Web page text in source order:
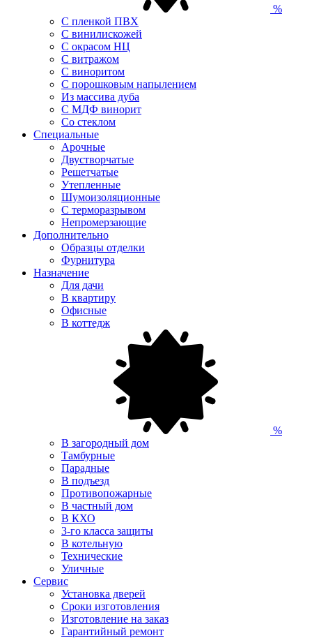
%
С пленкой ПВХ
С винилискожей
С окрасом НЦ
С витражом
С виноритом
С порошковым напылением
Из массива дуба
С МДФ винорит
Со стеклом
Специальные
Арочные
Двустворчатые
Решетчатые
Утепленные
Шумоизоляционные
С терморазрывом
Непромерзающие
Дополнительно
Образцы отделки
Фурнитура
Назначение
Для дачи
В квартиру
Офисные
В коттедж
%
В загородный дом
Тамбурные
Парадные
В подъезд
Противопожарные
В частный дом
В КХО
3-го класса защиты
В котельную
Технические
Уличные
Сервис
Установка дверей
Сроки изготовления
Изготовление на заказ
Гарантийный ремонт